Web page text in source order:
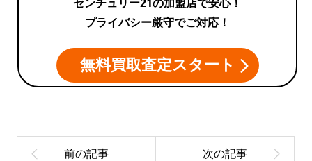
センチュリー21の加盟店で安心！
プライバシー厳守でご対応！
無料買取査定スタート